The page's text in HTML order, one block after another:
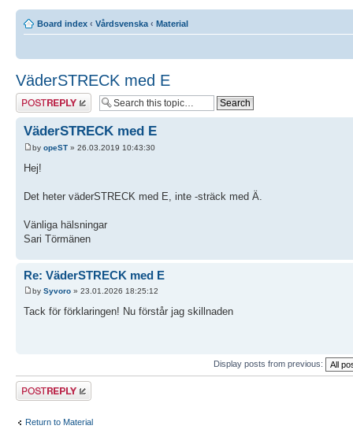
Board index ‹ Vårdsvenska ‹ Material
VäderSTRECK med E
Post a reply
VäderSTRECK med E
by opeST » 26.03.2019 10:43:30
Hej!
Det heter väderSTRECK med E, inte -sträck med Ä.
Vänliga hälsningar
Sari Törmänen
Re: VäderSTRECK med E
by Syvoro » 23.01.2026 18:25:12
Tack för förklaringen! Nu förstår jag skillnaden
Display posts from previous:
Post a reply
Return to Material